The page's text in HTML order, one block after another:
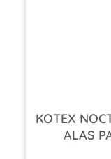
KOTEX
ALAS